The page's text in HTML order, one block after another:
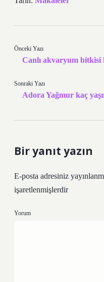
Önceki Yazı
Canlı akvaryum bitkisi
Sonraki Yazı
Adora Yağmur kaç
Bir yanıt yazın
E-posta adresiniz
işaretlenmişlerdir
Yorum